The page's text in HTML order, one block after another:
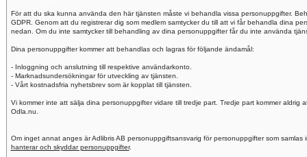
För att du ska kunna använda den här tjänsten måste vi behandla vissa personuppgifter.
GDPR. Genom att du registrerar dig som medlem samtycker du till att vi får behandla dina
nedan. Om du inte samtycker till behandling av dina personuppgifter får du inte använda
Dina personuppgifter kommer att behandlas och lagras för följande ändamål:
- Inloggning och anslutning till respektive användarkonto.
- Marknadsundersökningar för utveckling av tjänsten.
- Vårt kostnadsfria nyhetsbrev som är kopplat till tjänsten.
Vi kommer inte att sälja dina personuppgifter vidare till tredje part. Tredje part kommer aldrig
Odla.nu.
Om inget annat anges är Adlibris AB personuppgiftsansvarig för personuppgifter som
hanterar och skyddar personuppgifter.